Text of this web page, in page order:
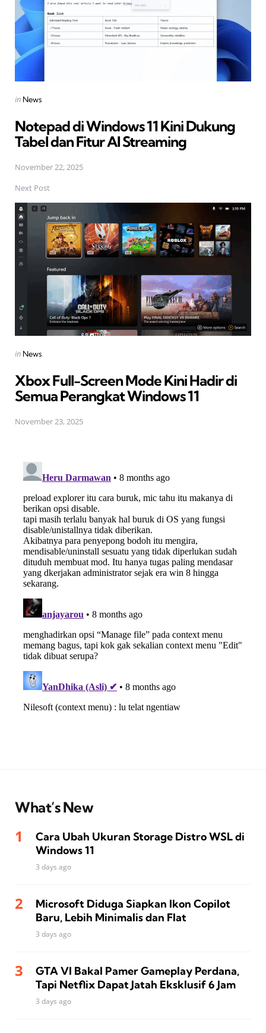
Posted
in News
Notepad di Windows 11 Kini Dukung
Tabel dan Fitur AI Streaming
November 22, 2025
Next Post
Posted
in News
Xbox Full-Screen Mode Kini Hadir di
Semua Perangkat Windows 11
November 23, 2025
What’s New
Cara Ubah Ukuran Storage Distro WSL di
Windows 11
3 days ago
Microsoft Diduga Siapkan Ikon Copilot
Baru, Lebih Minimalis dan Flat
3 days ago
GTA VI Bakal Pamer Gameplay Perdana,
Tapi Netflix Dapat Jatah Eksklusif 6 Jam
3 days ago